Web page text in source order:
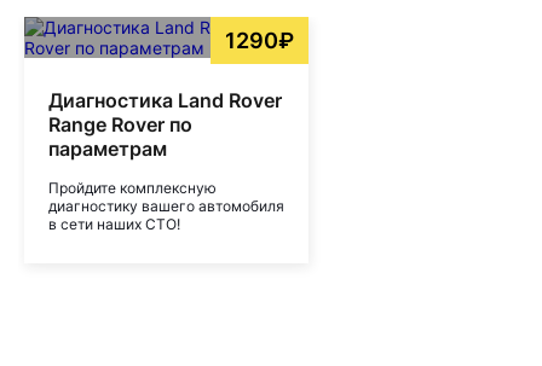
1290₽
Диагностика Land Rover
Range Rover по
параметрам
Пройдите комплексную
диагностику вашего автомобиля
в сети наших СТО!